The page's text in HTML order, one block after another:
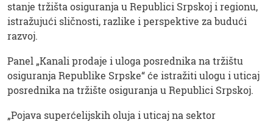
stanje tržišta osiguranja u Republici Srpskoj i regionu,
istražujući sličnosti, razlike i perspektive za budući
razvoj.
Panel „Kanali prodaje i uloga posrednika na tržištu
osiguranja Republike Srpske“ će istražiti ulogu i uticaj
posrednika na tržište osiguranja u Republici Srpskoj.
„Pojava superćelijskih oluja i uticaj na sektor